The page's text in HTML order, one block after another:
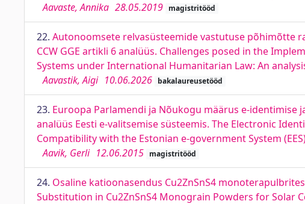
Aavaste, Annika 28.05.2019 magistritööd
22. Autonoomsete relvasüsteemide vastutuse põhimõtte
CCW GGE artikli 6 analüüs. Challenges posed in the
Systems under International Humanitarian Law: An
Aavastik, Aigi 10.06.2026 bakalaureusetööd
23. Euroopa Parlamendi ja Nõukogu määrus e-identimise
analüüs Eesti e-valitsemise süsteemis. The Electronic
Compatibility with the Estonian e-government System
Aavik, Gerli 12.06.2015 magistritööd
24. Osaline katioonasendus Cu2ZnSnS4
Substitution in Cu2ZnSnS4 Monograin Powders for Solar